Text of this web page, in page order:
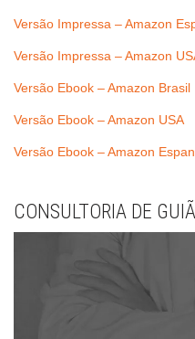
Versão Impressa – Amazon
Versão Impressa – Amazon
Versão Ebook – Amazon Brasil
Versão Ebook – Amazon USA
Versão Ebook – Amazon
CONSULTORIA DE